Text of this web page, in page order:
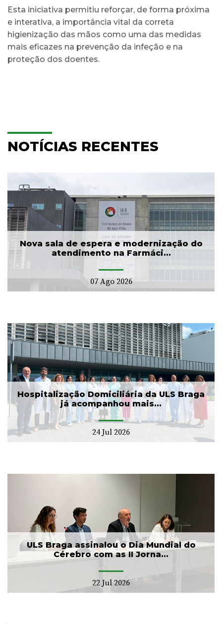
Esta iniciativa permitiu reforçar, de forma próxima
e interativa, a importância vital da correta
higienização das mãos como uma das medidas
mais eficazes na prevenção da infeção e na
proteção dos doentes.
NOTÍCIAS RECENTES
Nova sala de espera e modernização do
atendimento na Farmáci...
07 Ago 2026
Hospitalização Domiciliária da ULS Braga
já acompanhou mais...
24 Jul 2026
ULS Braga assinalou o Dia Mundial do
Cérebro com as II Jorna...
22 Jul 2026